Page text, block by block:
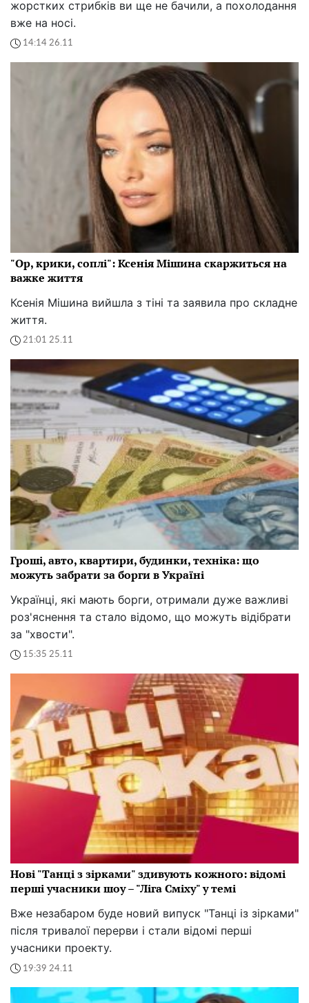
жорстких стрибків ви ще не бачили, а похолодання
вже на носі.
14:14 26.11
"Ор, крики, соплі": Ксенія Мішина скаржиться на
важке життя
Ксенія Мішина вийшла з тіні та заявила про складне
життя.
21:01 25.11
Гроші, авто, квартири, будинки, техніка: що
можуть забрати за борги в Україні
Українці, які мають борги, отримали дуже важливі
роз'яснення та стало відомо, що можуть відібрати
за "хвости".
15:35 25.11
Нові "Танці з зірками" здивують кожного: відомі
перші учасники шоу – "Ліга Сміху" у темі
Вже незабаром буде новий випуск "Танці із зірками"
після тривалої перерви і стали відомі перші
учасники проекту.
19:39 24.11